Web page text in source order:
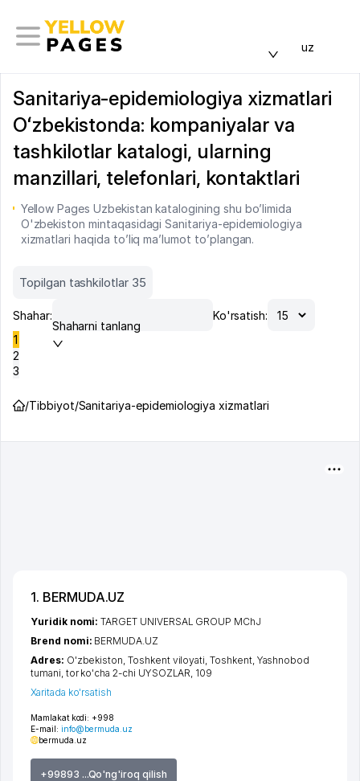
uz
Sanitariya-epidemiologiya xizmatlari
Oʻzbekistonda: kompaniyalar va
tashkilotlar katalogi, ularning
manzillari, telefonlari, kontaktlari
Yellow Pages Uzbekistan katalogining shu bo’limida
O'zbekiston mintaqasidagi Sanitariya-epidemiologiya
xizmatlari haqida to’liq ma’lumot to’plangan.
Topilgan tashkilotlar 35
Shahar:
Shaharni tanlang
Ko'rsatish:
1
2
3
/Tibbiyot/Sanitariya-epidemiologiya xizmatlari
1. BERMUDA.UZ
Mamlakat kodi: +998
E-mail: info@bermuda.uz
bermuda.uz
+99893 ...Qo'ng'iroq qilish
Yuridik nomi:TARGET UNIVERSAL GROUP MChJ
Brend nomi: BERMUDA.UZ
Adres: O'zbekiston,Toshkent viloyati,Toshkent, Yashnobod
tumani, tor ko'cha 2-chi UYSOZLAR, 109
Xaritada ko'rsatish